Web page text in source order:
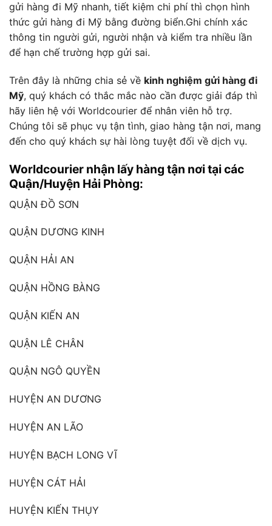
gửi hàng đi Mỹ nhanh, tiết kiệm chi phí thì chọn hình
thức gửi hàng đi Mỹ bằng đường biển.Ghi chính xác
thông tin người gửi, người nhận và kiểm tra nhiều lần
để hạn chế trường hợp gửi sai.
Trên đây là những chia sẻ về kinh nghiệm gửi hàng đi
Mỹ, quý khách có thắc mắc nào cần được giải đáp thì
hãy liên hệ với Worldcourier để nhân viên hỗ trợ.
Chúng tôi sẽ phục vụ tận tình, giao hàng tận nơi, mang
đến cho quý khách sự hài lòng tuyệt đối về dịch vụ.
Worldcourier nhận lấy hàng tận nơi tại các
Quận/Huyện Hải Phòng:
QUẬN ĐỒ SƠN
QUẬN DƯƠNG KINH
QUẬN HẢI AN
QUẬN HỒNG BÀNG
QUẬN KIẾN AN
QUẬN LÊ CHÂN
QUẬN NGÔ QUYỀN
HUYỆN AN DƯƠNG
HUYỆN AN LÃO
HUYỆN BẠCH LONG VĨ
HUYỆN CÁT HẢI
HUYỆN KIẾN THỤY